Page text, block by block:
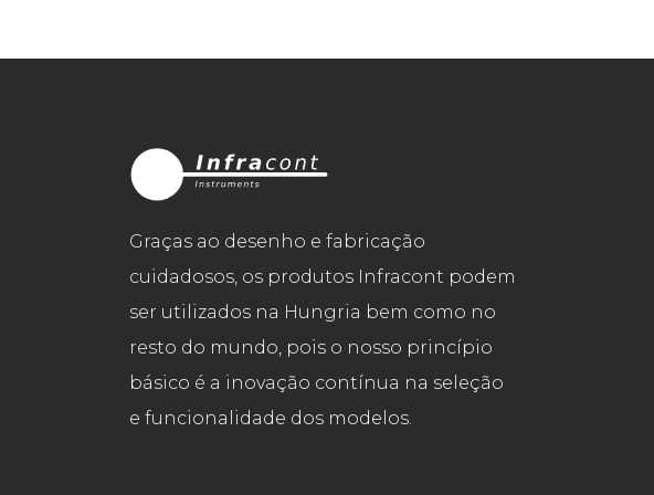
Graças ao desenho e fabricação
cuidadosos, os produtos Infracont podem
ser utilizados na Hungria bem como no
resto do mundo, pois o nosso princípio
básico é a inovação contínua na seleção
e funcionalidade dos modelos.